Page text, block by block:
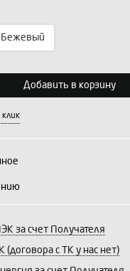
Бежевый
Выберите количество:
Продолжить Отмена
Добавить в корзину
клик
за счет Получателя
(договора с ТК у нас нет)